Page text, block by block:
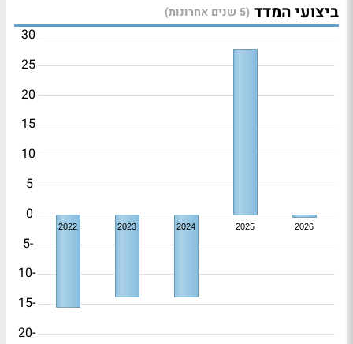
ביצועי המדד (5 שנים אחרונות)
2022 2023 2024 2025 2026
-20
-15
-10
-5
0
5
10
15
20
25
30